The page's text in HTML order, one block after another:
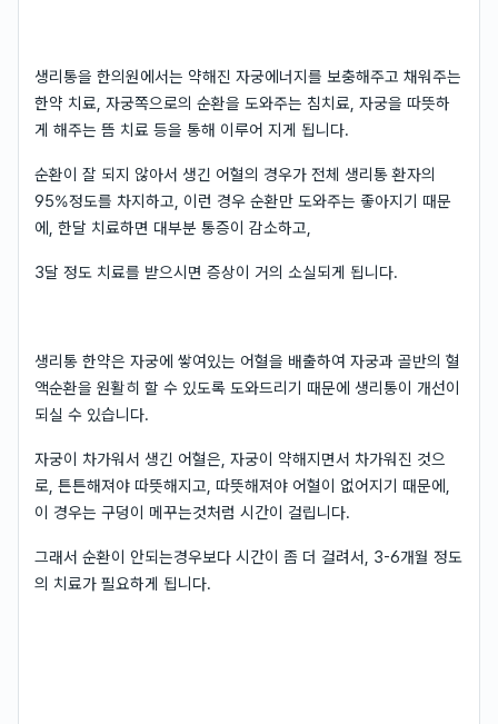
생리통을 한의원에서는 약해진 자궁에너지를 보충해주고 채워주는
한약 치료, 자궁쪽으로의 순환을 도와주는 침치료, 자궁을 따뜻하
게 해주는 뜸 치료 등을 통해 이루어 지게 됩니다.
순환이 잘 되지 않아서 생긴 어혈의 경우가 전체 생리통 환자의
95%정도를 차지하고, 이런 경우 순환만 도와주는 좋아지기 때문
에, 한달 치료하면 대부분 통증이 감소하고,
3달 정도 치료를 받으시면 증상이 거의 소실되게 됩니다.
생리통 한약은 자궁에 쌓여있는 어혈을 배출하여 자궁과 골반의 혈
액순환을 원활히 할 수 있도록 도와드리기 때문에 생리통이 개선이
되실 수 있습니다.
자궁이 차가워서 생긴 어혈은, 자궁이 약해지면서 차가워진 것으
로, 튼튼해져야 따뜻해지고, 따뜻해져야 어혈이 없어지기 때문에,
이 경우는 구덩이 메꾸는것처럼 시간이 걸립니다.
그래서 순환이 안되는경우보다 시간이 좀 더 걸려서, 3-6개월 정도
의 치료가 필요하게 됩니다.